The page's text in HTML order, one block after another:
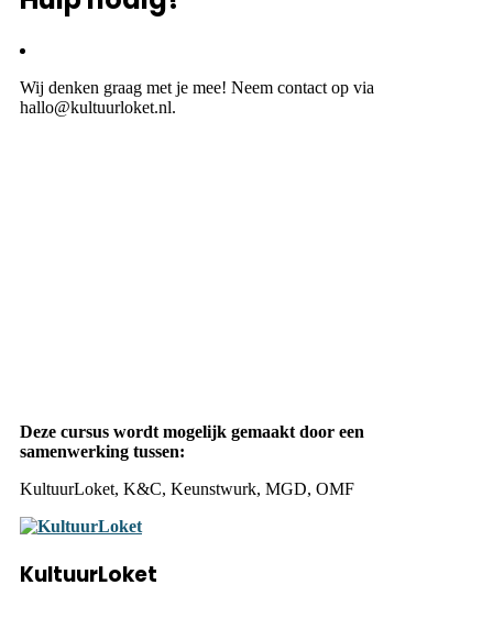
Wij denken graag met je mee! Neem contact op via
hallo@kultuurloket.nl.
Deze cursus wordt mogelijk gemaakt door een
samenwerking tussen:
KultuurLoket, K&C, Keunstwurk, MGD, OMF
KultuurLoket